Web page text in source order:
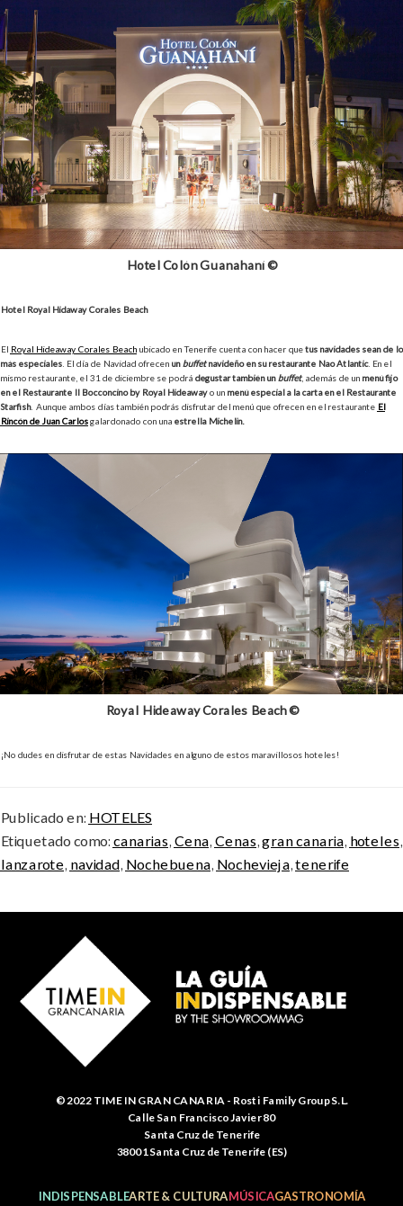
Hotel Colón Guanahaní ©
Hotel Royal Hidaway Corales Beach
El Royal Hideaway Corales Beach ubicado en Tenerife cuenta con hacer quetus navidades sean de lo
más especiales . El día de Navidad ofrecen unbuffetnavideño en su restaurante Nao Atlantic. En el
mismo restaurante, el 31 de diciembre se podrá degustar también unbuffet, además de un menú fijo
en el Restaurante Il Bocconcino by Royal Hideawayo un menú especial a la carta en el Restaurante
Starfish. Aunque ambos días también podrás disfrutar del menú que ofrecen en el restaurante El
Rincón de Juan Carlosgalardonado con una estrella Michelin.
Royal Hideaway Corales Beach ©
¡No dudes en disfrutar de estas Navidades en alguno de estos maravillosos hoteles!
Publicado en: HOTELES
Etiquetado como: canarias, Cena, Cenas,gran canaria, hoteles,
lanzarote, navidad, Nochebuena, Nochevieja,tenerife
© 2022 TIME IN GRAN CANARIA - Rosti Family Group S.L.
Calle San Francisco Javier 80
Santa Cruz de Tenerife
38001 Santa Cruz de Tenerife (ES)
INDISPENSABLEARTE & CULTURAMÚSICAGASTRONOMÍA